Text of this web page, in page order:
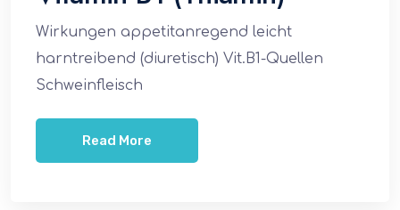
Wirkungen appetitanregend leicht
harntreibend (diuretisch) Vit.B1-Quellen
Schweinfleisch
Read More